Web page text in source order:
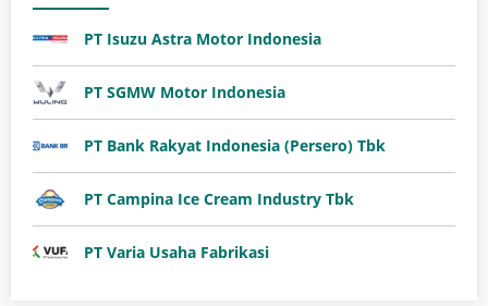
PT Isuzu Astra Motor Indonesia
PT SGMW Motor Indonesia
PT Bank Rakyat Indonesia (Persero) Tbk
PT Campina Ice Cream Industry Tbk
PT Varia Usaha Fabrikasi